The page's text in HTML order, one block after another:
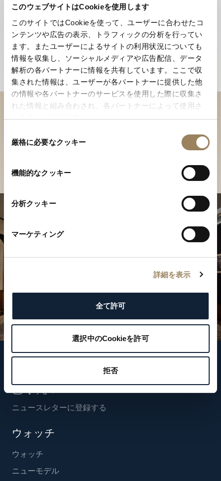
このウェブサイトはCookieを使用します
このサイトではCookieを使って、ユーザーに合わせたコ
ンテンツや広告の表示、トラフィックの分析を行ってい
ます。またユーザーによるサイトの利用状況についても
情報を収集し、ソーシャルメディアや広告配信、データ
解析の各パートナーに情報を共有しています。ここで収
集された情報は、ユーザーが各パートナーに提供した他
の情報や各パートナーのサービスを使用した際に収集さ
れた情報と組み合わされ、各パートナーによって使用さ
れることがあります。
厳格に必要なクッキー
機能的なクッキー
分析クッキー
マーケティング
詳細を表示
全て許可
選択中のCookieを許可
拒否
ブティックでコレクションを
ご覧ください
ニュースレターに登録する
ウォッチ
ウォッチ
ニューモデル